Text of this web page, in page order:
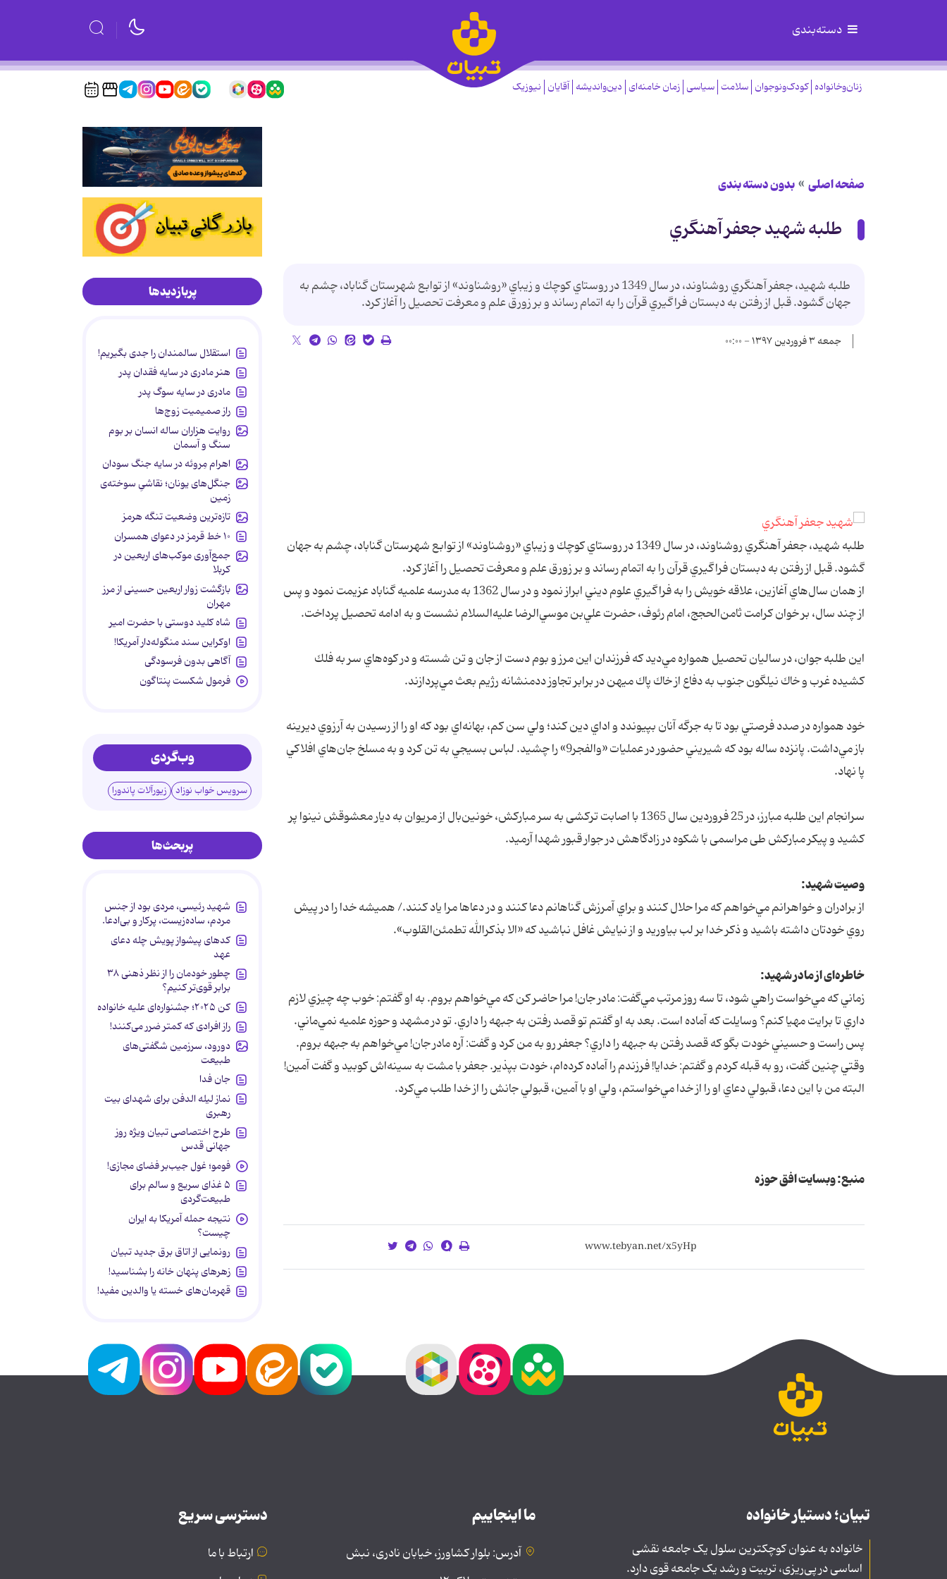
دسته‌بندی
زنان‌وخانواده کودک‌ونوجوان سلامت سیاسی زمان خامنه‌ای دین‌واندیشه آقایان نیوزیک
صفحه اصلی بدون دسته بندی
طلبه شهيد جعفر آهنگري
طلبه شهيد، جعفر آهنگري روشناوند، در سال 1349 در روستاي كوچك و زيباي «روشناوند» از توابع شهرستان گناباد، چشم به
جهان گشود. قبل از رفتن به دبستان فراگيري قرآن را به اتمام رساند و بر زورق علم و معرفت تحصيل را آغاز كرد.
جمعه ۳ فروردین ۱۳۹۷ - ۰۰:۰۰
طلبه شهيد، جعفر آهنگري روشناوند، در سال 1349 در روستاي كوچك و زيباي «روشناوند» از توابع شهرستان گناباد، چشم به جهان
گشود. قبل از رفتن به دبستان فراگيري قرآن را به اتمام رساند و بر زورق علم و معرفت تحصيل را آغاز كرد.
از همان سال‌هاي آغازين، علاقه خويش را به فراگيري علوم ديني ابراز نمود و در سال 1362 به مدرسه علميه گناباد عزيمت نمود و پس
از چند سال، بر خوان كرامت ثامن‌الحجج، امام رئوف، حضرت علي‌بن موسي‌الرضا عليه‌السلام نشست و به ادامه تحصيل پرداخت.
این طلبه جوان، در ساليان تحصيل همواره مي‌ديد كه فرزندان اين مرز و بوم دست از جان و تن شسته و در كوه‌هاي سر به فلك
كشيده غرب و خاك نيلگون جنوب به دفاع از خاك پاك ميهن در برابر تجاوز ددمنشانه رژيم بعث مي‌پردازند.
خود همواره در صدد فرصتي بود تا به جرگه آنان بپيوندد و اداي دين كند؛ ولي سن كم، بهانه‌اي بود كه او را از رسيدن به آرزوي ديرينه
باز مي‌داشت. پانزده ساله بود كه شيريني حضور در عمليات «والفجر9» را چشید. لباس بسيجي به تن كرد و به مسلخ جان‌هاي افلاكي
پا نهاد.
سرانجام این طلبه مبارز، در 25 فروردين سال 1365 با اصابت تركشی به سر مباركش، خونين‌بال از مريوان به دیار معشوقش نينوا پر
کشید و پیکر مبارکش طی مراسمی با شکوه در زادگاهش در جوار قبور شهدا آرمید.
وصیت‌ شهید:
از برادران و خواهرانم مي‌خواهم كه مرا حلال كنند و براي آمرزش گناهانم دعا كنند و در دعاها مرا ياد كنند./ هميشه خدا را در پيش
روي خودتان داشته باشيد و ذكر خدا بر لب بياوريد و از نيايش غافل نباشيد كه «الا بذكرالله تطمئن‌القلوب».
خاطره‌ای از مادر شهید:
زماني که مي‌خواست راهي شود، تا سه روز مرتب مي‌گفت: مادر جان! مرا حاضر کن که مي‌خواهم بروم. به او گفتم: خوب چه چيزي لازم
داري تا برايت مهيا کنم؟ وسايلت که آماده است. بعد به او گفتم تو قصد رفتن به جبهه را داري. تو در مشهد و حوزه علميه نمي‌ماني.
پس راست و حسيني خودت بگو که قصد رفتن به جبهه را داري؟ جعفر رو به من کرد و گفت: آره مادر جان! مي‌خواهم به جبهه بروم.
وقتي چنين گفت، رو به قبله کردم و گفتم: خدايا! فرزندم را آماده کرده‌ام، خودت بپذير. جعفر با مشت به سينه‌اش کوبيد و گفت آمين!
البته من با اين دعا، قبولي دعاي او را از خدا مي‌خواستم، ولي او با آمين، قبولي جانش را از خدا طلب مي‌کرد.
منبع: وبسایت افق حوزه
پربازدیدها
استقلال سالمندان را جدی بگیریم!
هنر مادری در سایه‌ فقدان پدر
مادری در سایه سوگ پدر
راز صمیمیت زوج‌ها
روایت هزاران ساله انسان بر بوم
سنگ و آسمان
اهرام مِروئه در سایه جنگ سودان
جنگل‌های یونان؛ نقاشیِ سوخته‌ی
زمین
تازه‌ترین وضعیت تنگه هرمز
۱۰ خط قرمز در دعوای همسران
جمع‌آوری موکب‌های اربعین در
کربلا
بازگشت زوار اربعین حسینی از مرز
مهران
شاه کلید دوستی با حضرت امیر
اوکراین سند منگوله‌دار آمریکا!
آگاهی بدون فرسودگی
فرمول شکست پنتاگون
وب‌گردی
سرویس خواب نوزاد زیورآلات پاندورا
پربحث‌ها
شهید رئیسی، مردی بود از جنس
مردم، ساده‌زیست، پرکار و بی‌ادعا.
کدهای پیشواز پویش چله دعای
عهد
چطور خودمان را از نظر ذهنی ۳۸
برابر قوی‌تر کنیم؟
کن ۲۰۲۵؛ جشنواره‌ای علیه خانواده
راز افرادی که کمتر ضرر می‌کنند!
دورود، سرزمین شگفتی‌های
طبیعت
جان فدا
نماز لیله الدفن برای شهدای بیت
رهبری
طرح اختصاصی تبیان ویژه روز
جهانی قدس
فومو؛ غول جیب‌بر فضای مجازی!
۵ غذای سریع و سالم برای
طبیعت‌گردی
نتیجه حمله آمریکا به ایران
چیست؟
رونمایی از اتاق برق جدید تبیان
زهرهای پنهان خانه را بشناسید!
قهرمان‌های خسته یا والدین مفید!
تبیان؛ دستیار خانواده
خانواده به عنوان کوچکترین سلول یک جامعه نقشی
اساسی در پی‌ریزی، تربیت و رشد یک جامعه قوی دارد.
ما اینجاییم
آدرس: بلوار کشاورز، خیابان نادری، نبش
دسترسی سریع
ارتباط با ما